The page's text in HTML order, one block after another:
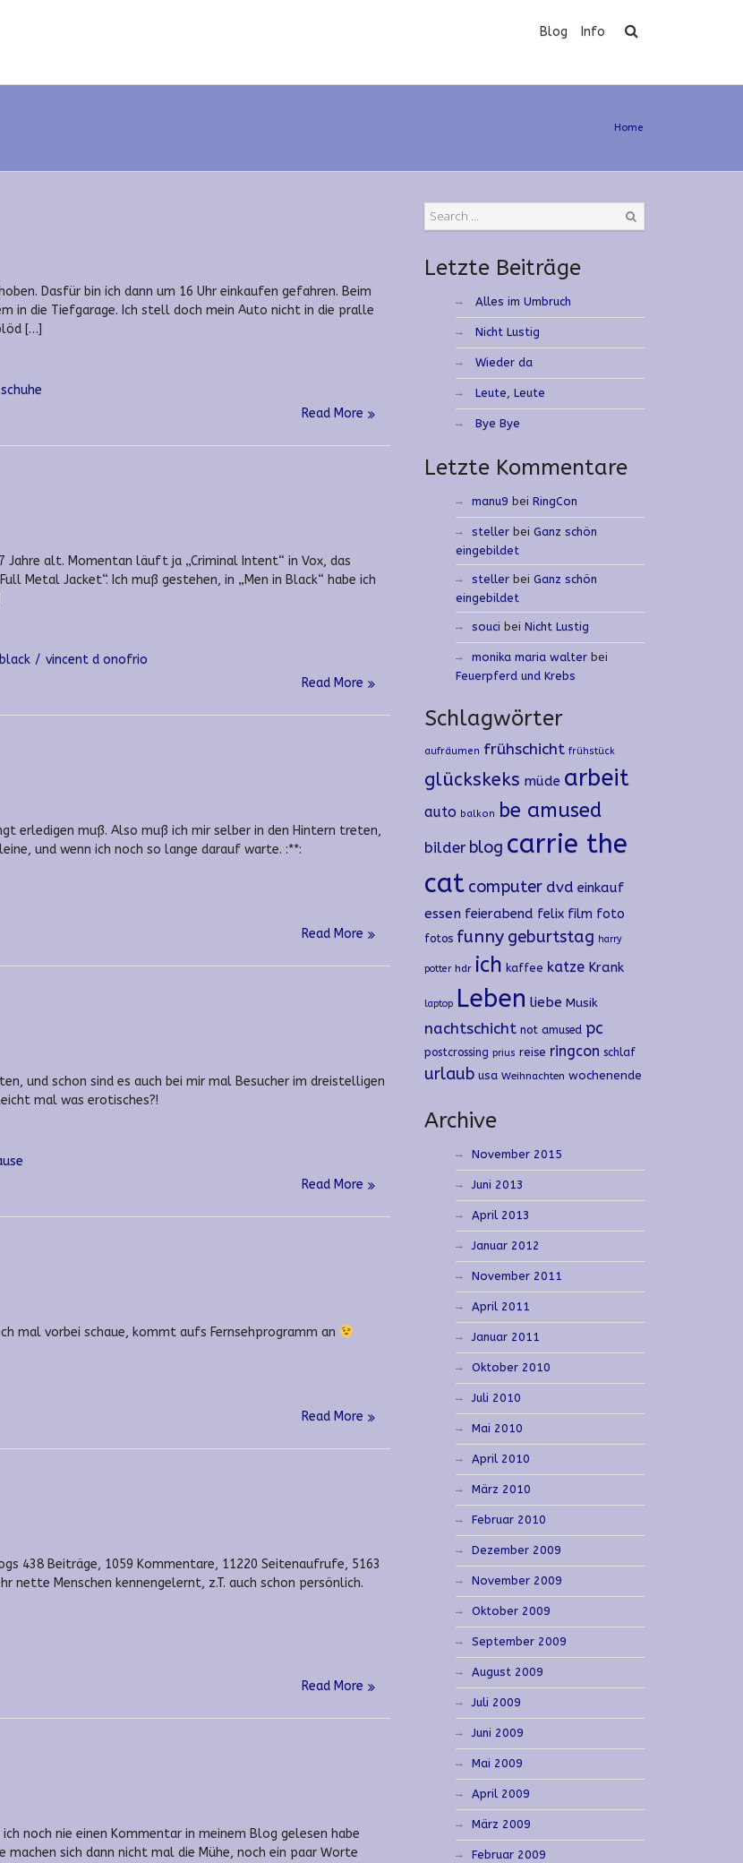
Blog Info
Home
Dasfür bin ich dann um 16 Uhr einkaufen gefahren. Beim
in die Tiefgarage. Ich stell doch mein Auto nicht in die pralle
[…]
schuhe
Read More
Jahre alt. Momentan läuft ja „Criminal Intent“ in Vox, das
Metal Jacket“. Ich muß gestehen, in „Men in Black“ habe ich
vincent d onofrio
Read More
erledigen muß. Also muß ich mir selber in den Hintern treten,
und wenn ich noch so lange darauf warte. :**:
Read More
und schon sind es auch bei mir mal Besucher im dreistelligen
mal was erotisches?!
Read More
mal vorbei schaue, kommt aufs Fernsehprogramm an
Read More
438 Beiträge, 1059 Kommentare, 11220 Seitenaufrufe, 5163
nette Menschen kennengelernt, z.T. auch schon persönlich.
Read More
noch nie einen Kommentar in meinem Blog gelesen habe
machen sich dann nicht mal die Mühe, noch ein paar Worte
Letzte Beiträge
Alles im Umbruch
Nicht Lustig
Wieder da
Leute, Leute
Bye Bye
Letzte Kommentare
manu9 bei RingCon
stellerbei Ganz schön
eingebildet
stellerbei Ganz schön
eingebildet
souci bei Nicht Lustig
monika maria walterbei
Feuerpferd und Krebs
Schlagwörter
aufräumen frühschicht frühstück
glückskeks müde arbeit
auto balkon be amused
bilder blog carrie the
cat computer dvd einkauf
essen feierabend felix film foto
fotos funny geburtstag harry
potter hdr ich kaffee katze Krank
laptop Leben liebe Musik
nachtschicht not amused pc
postcrossing prius reise ringcon schlaf
urlaub usa Weihnachten wochenende
Archive
November 2015
Juni 2013
April 2013
Januar 2012
November 2011
April 2011
Januar 2011
Oktober 2010
Juli 2010
Mai 2010
April 2010
März 2010
Februar 2010
Dezember 2009
November 2009
Oktober 2009
September 2009
August 2009
Juli 2009
Juni 2009
Mai 2009
April 2009
März 2009
Februar 2009